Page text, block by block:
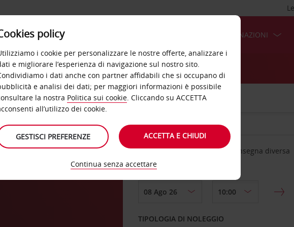
OFFERTE DESTINAZIONI
Scegli una località di riconsegna diversa
DAL GIORNO
TIPOLOGIA DI NOLEGGIO
policy
i cookie per personalizzare le nostre offerte, analizzare i
e migliorare l’esperienza di navigazione sul nostro sito.
i dati anche con partner affidabili che si occupano di
e analisi dei dati; per maggiori informazioni è possibile
la nostra Politica sui cookie. Cliccando su ACCETTA
all’utilizzo dei cookie.
GESTISCI PREFERENZE ACCETTA E CHIUDI
Continua senza accettare